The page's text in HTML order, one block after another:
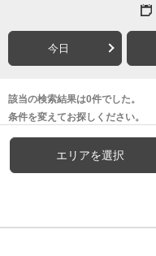
今日
該当の検索結果は0件でした。
条件を変えてお探しください。
エリアを選択